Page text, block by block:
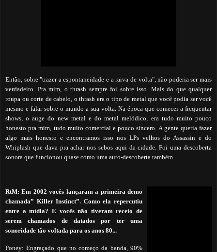
Então, sobre "trazer a espontaneidade e a raiva de volta", não poderia ser mais
verdadeiro. Pra mim, o thrash sempre foi sobre isso. Mais do que qualquer
roupa ou corte de cabelo, o thrash era o tipo de metal que você podia ser você
mesmo e falar sobre o mundo a sua volta. Na época que comecei a frequentar
shows, o auge do new metal e do metal melódico, era tudo muito pouco
honesto pra mim, tudo muito comercial e pouco sincero. A gente queria fazer
algo mais honesto e encontramos isso nos LPs velhos do Assassin e do
Whiplash que dava pra achar nos sebos aqui da cidade. Foi uma descoberta
sonora que funcionou quase como uma auto-descoberta também.
RtM:Em 2002 vocês lançaram a primeira demo
chamada” Killer Instinct”. Como ela repercutiu
entre a mídia? E vocês não tiveram receio de
serem chamados de datados por ter uma
sonoridade tão voltada para os anos 80...
Poney: Engraçado que no começo da banda, 90%